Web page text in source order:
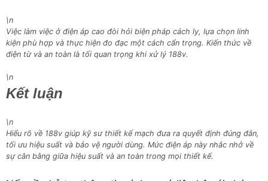
\n
Việc làm việc ở điện áp cao đòi hỏi biện pháp cách ly, lựa chọn linh
kiện phù hợp và thực hiện đo đạc một cách cẩn trọng. Kiến thức về
điện từ và an toàn là tối quan trọng khi xử lý 188v.
\n
Kết luận
\n
Hiểu rõ về 188v giúp kỹ sư thiết kế mạch đưa ra quyết định đúng đắn,
tối ưu hiệu suất và bảo vệ người dùng. Mức điện áp này nhắc nhở về
sự cân bằng giữa hiệu suất và an toàn trong mọi thiết kế.